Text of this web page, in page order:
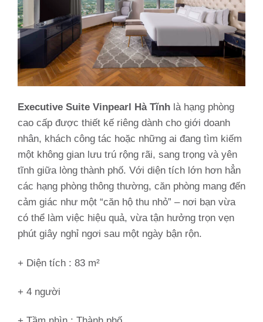
Executive Suite Vinpearl Hà Tĩnh là hạng phòng
cao cấp được thiết kế riêng dành cho giới doanh
nhân, khách công tác hoặc những ai đang tìm kiếm
một không gian lưu trú rộng rãi, sang trọng và yên
tĩnh giữa lòng thành phố. Với diện tích lớn hơn hẳn
các hạng phòng thông thường, căn phòng mang đến
cảm giác như một “căn hộ thu nhỏ” – nơi bạn vừa
có thể làm việc hiệu quả, vừa tận hưởng trọn vẹn
phút giây nghỉ ngơi sau một ngày bận rộn.
+ Diện tích : 83 m²
+ 4 người